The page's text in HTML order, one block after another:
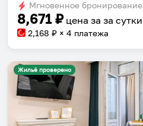
Мгновенное бронирование
8,671₽ цена за за сутки
2,168 ₽ × 4 платежа
Жильё проверено